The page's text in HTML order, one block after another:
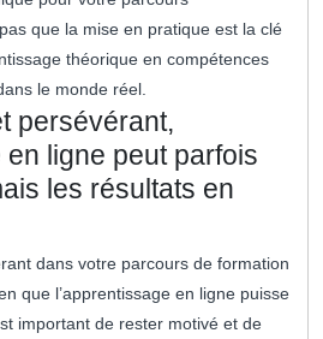
que la mise en pratique est la clé
théorique en compétences
le monde réel.
persévérant,
en ligne peut parfois
les résultats en
dans votre parcours de formation
que l’apprentissage en ligne puisse
important de rester motivé et de